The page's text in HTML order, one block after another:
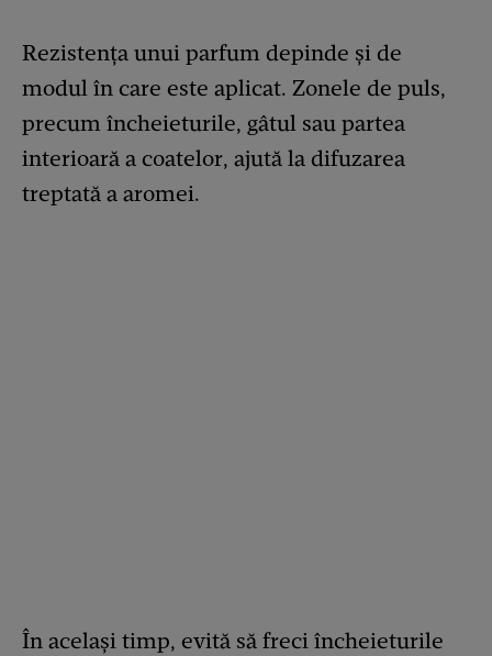
Rezistența unui parfum depinde și de
modul în care este aplicat. Zonele de puls,
precum încheieturile, gâtul sau partea
interioară a coatelor, ajută la difuzarea
treptată a aromei.
În același timp, evită să freci încheieturile